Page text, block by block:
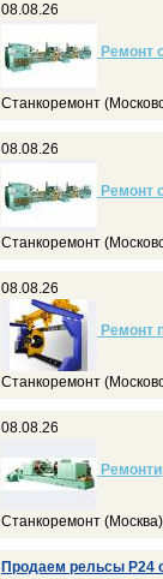
08.08.26
Ремонт
Станкоремонт
08.08.26
Ремонт
Станкоремонт
08.08.26
Ремонт
Станкоремонт
08.08.26
Станкоремонт (Москва)
Продаем рельсы Р24